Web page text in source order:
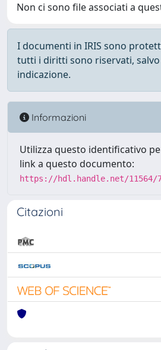
Non ci sono file associati a
I documenti in IRIS sono
tutti i diritti sono riservati, salvo
indicazione.
Informazioni
Utilizza questo identificativo
link a questo documento:
https://hdl.handle.net/11564/
Citazioni